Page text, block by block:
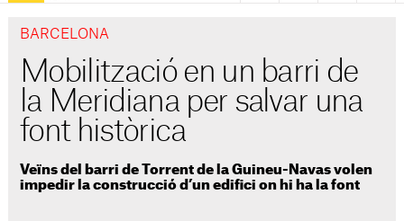
BARCELONA
Mobilització en un barri de
la Meridiana per salvar una
font històrica
Veïns del barri de Torrent de la Guineu-Navas volen
impedir la construcció d’un edifici on hi ha la font